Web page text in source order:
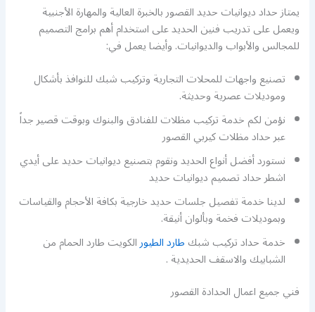
يمتاز حداد ديوانيات حديد القصور بالخبرة العالية والمهارة الأجنبية
ويعمل على تدريب فنين الحديد على استخدام أهم برامج التصميم
للمجالس والأبواب والديوانيات. وأيضا يعمل في:
تصنيع واجهات للمحلات التجارية وتركيب شبك للنوافذ بأشكال
وموديلات عصرية وحديثة.
نؤمن لكم خدمة تركيب مظلات للفنادق والبنوك وبوقت قصير جداً
عبر حداد مظلات كيربي القصور
نستورد أفضل أنواع الحديد ونقوم بتصنيع ديوانيات حديد على أيدي
اشطر حداد تصميم ديوانيات حديد
لدينا خدمة تفصيل جلسات حديد خارجية بكافة الأحجام والقياسات
وبموديلات فخمة وبألوان أنيقة.
خدمة حداد تركيب شبكطارد الطيورالكويت طارد الحمام من
الشبابيك والاسقف الحديدية .
فني جميع اعمال الحدادة القصور